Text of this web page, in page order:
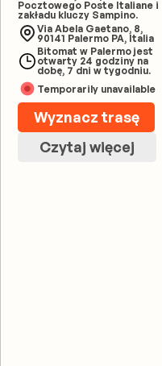
Pocztowego Poste Italiane i
zakładu kluczy Sampino.
Via Abela Gaetano, 8,
90141 Palermo PA, Italia
Bitomat w Palermo jest
otwarty 24 godziny na
dobę, 7 dni w tygodniu.
Temporarily unavailable
Wyznacz trasę
Czytaj więcej